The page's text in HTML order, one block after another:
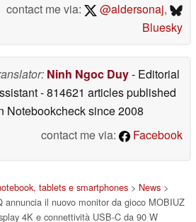
contact me via:
@aldersonaj,
Bluesky
Ninh Ngoc Duy- Editorial
- 814621 articles published
Notebookchecksince 2008
contact me via:
Facebook
tablets e smartphones > News >
annuncia il nuovo monitor da gioco MOBIUZ
4K e connettività USB-C da 90 W